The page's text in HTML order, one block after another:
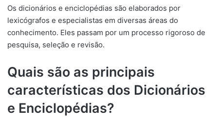
Os dicionários e enciclopédias são elaborados por
lexicógrafos e especialistas em diversas áreas do
conhecimento. Eles passam por um processo rigoroso de
pesquisa, seleção e revisão.
Quais são as principais
características dos Dicionários
e Enciclopédias?